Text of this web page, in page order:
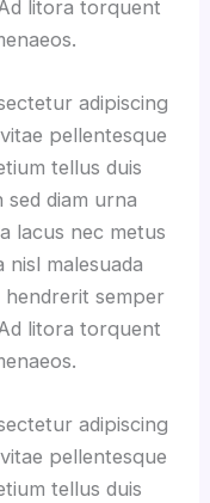
litora torquent
adipiscing
pellentesque
tellus duis
sed diam urna
lacus nec metus
nisl malesuada
semper
litora torquent
adipiscing
pellentesque
tellus duis